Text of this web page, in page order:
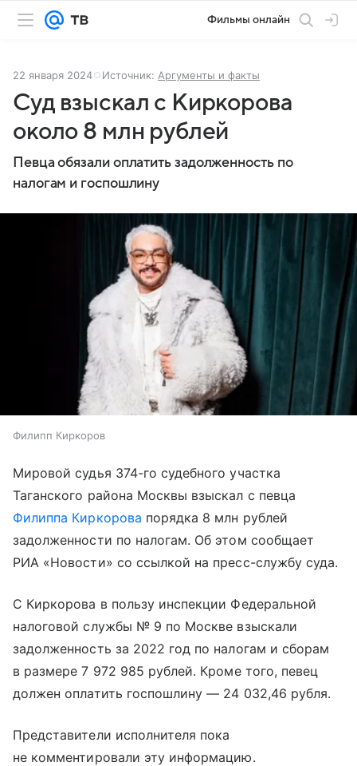
Фильмы онлайн
22 января 2024 Источник: Аргументы и факты
Суд взыскал с Киркорова
около 8 млн рублей
Певца обязали оплатить задолженность по
налогам и госпошлину
Филипп Киркоров
Мировой судья 374-го судебного участка
Таганского района Москвы взыскал с певца
Филиппа Киркорова порядка 8 млн рублей
задолженности по налогам. Об этом сообщает
РИА «Новости» со ссылкой на пресс-службу суда.
С Киркорова в пользу инспекции Федеральной
налоговой службы № 9 по Москве взыскали
задолженность за 2022 год по налогам и сборам
в размере 7 972 985 рублей. Кроме того, певец
должен оплатить госпошлину — 24 032,46 рубля.
Представители исполнителя пока
не комментировали эту информацию.